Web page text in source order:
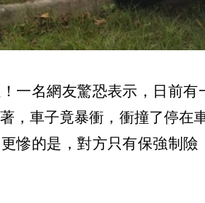
一名網友驚恐表示，日前有
，車子竟暴衝，衝撞了停在
慘的是，對方只有保強制